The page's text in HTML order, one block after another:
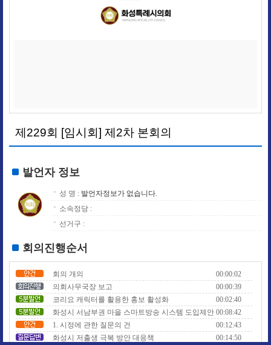
제229회 [임시회] 제2차 본회의
발언자 정보
성 명 : 발언자정보가 없습니다.
소속정당 :
선거구 :
회의진행순서
회의 개의
00:00:02
의회사무국장 보고
00:00:39
코리요 캐릭터를 활용한 홍보 활성화
00:02:40
화성시 서남부권 마을 스마트방송 시스템 도입제안 00:08:42
1. 시정에 관한 질문의 건
00:12:43
화성시 저출생 극복 방안 대응책
00:14:50